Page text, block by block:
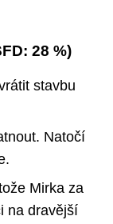
28 %)
stavbu
Natočí
Mirka za
na dravější